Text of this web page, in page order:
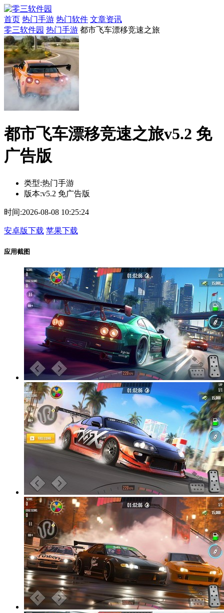
首页 热门手游 热门软件 文章资讯
零三软件园 热门手游 都市飞车漂移竞速之旅
都市飞车漂移竞速之旅v5.2 免
广告版
类型:热门手游
版本:v5.2 免广告版
时间:2026-08-08 10:25:24
安卓版下载 苹果下载
应用截图